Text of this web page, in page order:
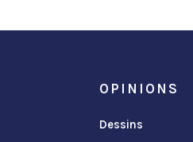
OPINIONS
Dessins